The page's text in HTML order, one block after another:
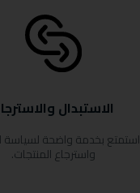
الاستبدال
استمتع بخدمة واضحة لسياسة
واسترجاع المنتجات.